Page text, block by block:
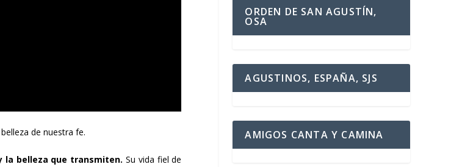
de nuestra fe.
la belleza que transmiten. Su vida fiel de
ORDEN DE SAN AGUSTÍN,
OSA
AGUSTINOS, ESPAÑA, SJS
AMIGOS CANTA Y CAMINA